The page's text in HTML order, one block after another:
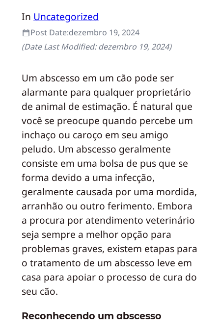
In Uncategorized
Post Date:dezembro 19, 2024
(Date Last Modified:dezembro 19, 2024)
Um abscesso em um cão pode ser
alarmante para qualquer proprietário
de animal de estimação. É natural que
você se preocupe quando percebe um
inchaço ou caroço em seu amigo
peludo. Um abscesso geralmente
consiste em uma bolsa de pus que se
forma devido a uma infecção,
geralmente causada por uma mordida,
arranhão ou outro ferimento. Embora
a procura por atendimento veterinário
seja sempre a melhor opção para
problemas graves, existem etapas para
o tratamento de um abscesso leve em
casa para apoiar o processo de cura do
seu cão.
Reconhecendo um abscesso